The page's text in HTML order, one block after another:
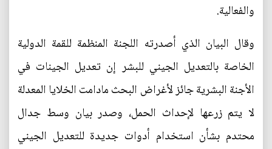
والفعالية.
وقال البيان الذي أصدرته اللجنة المنظمة للقمة الدولية
الخاصة بالتعديل الجيني للبشر إن تعديل الجينات في
الأجنة البشرية جائز لأغراض البحث مادامت الخلايا المعدلة
لا يتم زرعها لإحداث الحمل، وصدر بيان وسط جدال
محتدم بشأن استخدام أدوات جديدة للتعديل الجيني